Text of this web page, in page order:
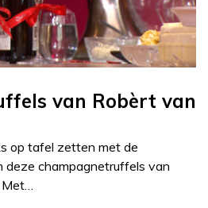
van Robèrt van
op tafel zetten met de
deze champagnetruffels van
Met…